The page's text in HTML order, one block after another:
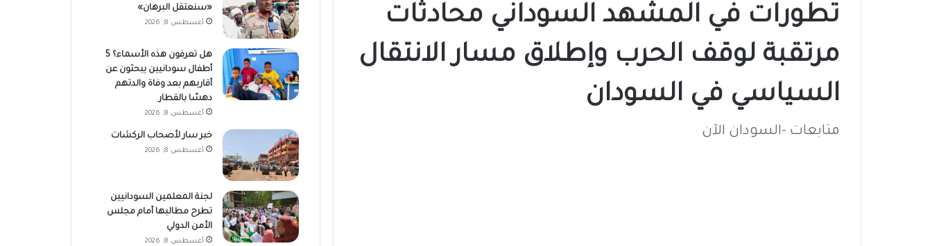
تطورات في المشهد السوداني محادثات
مرتقبة لوقف الحرب وإطلاق مسار الانتقال
السياسي في السودان
متابعات -السودان الآن
«سنعتقل البرهان»
أغسطس 8, 2026
هل تعرفون هذه الأسماء؟ 5
أطفال سودانيين يبحثون عن
أقاربهم بعد وفاة والدتهم
دهسًا بالقطار
أغسطس 8, 2026
خبر سار لأصحاب الركشات
أغسطس 8, 2026
لجنة المعلمين السودانيين
تطرح مطالبها أمام مجلس
الأمن الدولي
أغسطس 8, 2026